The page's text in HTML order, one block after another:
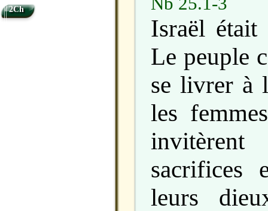
Israël
Le peuple
se livrer à
les
sacrifices
leurs
2Ch